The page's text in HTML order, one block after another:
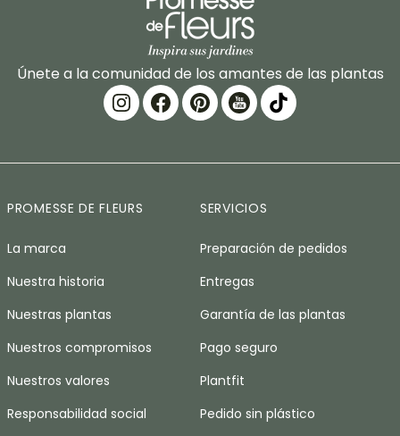
Únete a la comunidad de los amantes de las plantas
PROMESSE DE FLEURS
La marca
Nuestra historia
Nuestras plantas
Nuestros compromisos
Nuestros valores
Responsabilidad social
SERVICIOS
Preparación de pedidos
Entregas
Garantía de las plantas
Pago seguro
Plantfit
Pedido sin plástico